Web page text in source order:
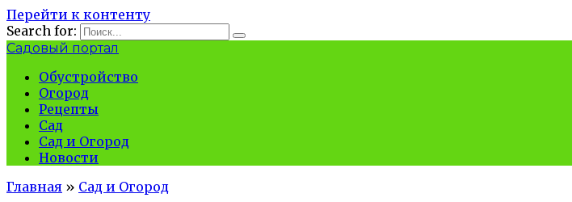
Перейти к контенту
Search for:
Садовый портал
Обустройство
Огород
Рецепты
Сад
Сад и Огород
Новости
Главная » Сад и Огород